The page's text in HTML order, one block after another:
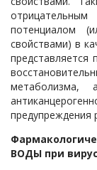
потенциалом
свойствами) в
представляется
метаболизма,
предупреждения
ВОДЫ при